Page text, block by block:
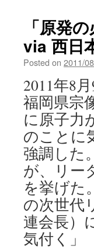
「原発
via 西日
Posted on 2011/
2011年8
福岡県宗
に原子力
のことに
強調した
が、リー
を挙げた
の次世代
連会長）
気付く」